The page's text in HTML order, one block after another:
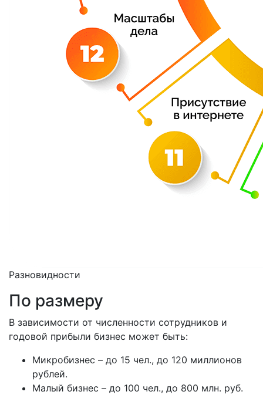
Разновидности
По размеру
В зависимости от численности сотрудников и
годовой прибыли бизнес может быть:
Микробизнес – до 15 чел., до 120 миллионов
рублей.
Малый бизнес – до 100 чел., до 800 млн. руб.